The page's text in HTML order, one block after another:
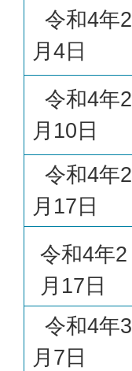
令和4年2
月4日
令和4年2
月10日
令和4年2
月17日
令和4年2
月17日
令和4年3
月7日